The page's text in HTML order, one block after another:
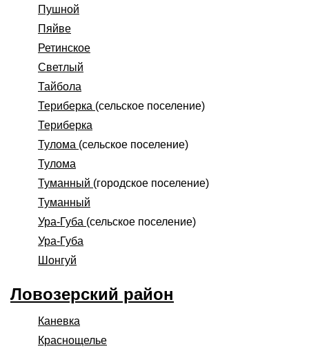
Пушной
Пяйве
Ретинское
Светлый
Тайбола
Териберка (сельское поселение)
Териберка
Тулома (сельское поселение)
Тулома
Туманный (городское поселение)
Туманный
Ура-Губа (сельское поселение)
Ура-Губа
Шонгуй
Ловозерский район
Каневка
Краснощелье